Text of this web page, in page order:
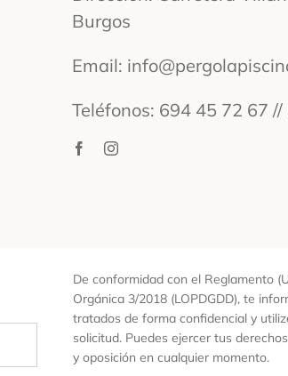
Burgos
Email:
Teléfonos: 694 45 72 67
De conformidad con el Reglamento
Orgánica 3/2018 (LOPDGDD), te
tratados de forma confidencial y
solicitud. Puedes ejercer tus
y oposición en cualquier momento.